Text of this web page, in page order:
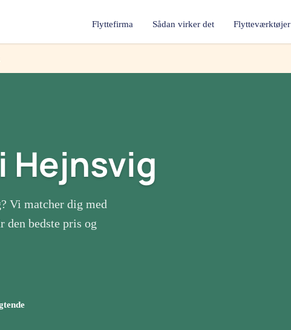
Flyttefirma Sådan virker det Flytteværktøjer
i Hejnsvig
? Vi matcher dig med
bedste pris og